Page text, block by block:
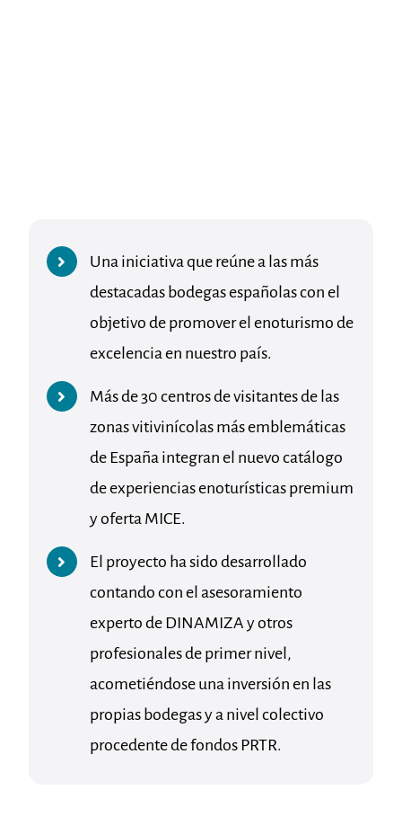
Una iniciativa que reúne a las más
destacadas bodegas españolas con el
objetivo de promover el enoturismo de
excelencia en nuestro país.
Más de 30 centros de visitantes de las
zonas vitivinícolas más emblemáticas
de España integran el nuevo catálogo
de experiencias enoturísticas premium
y oferta MICE.
El proyecto ha sido desarrollado
contando con el asesoramiento
experto de DINAMIZA y otros
profesionales de primer nivel,
acometiéndose una inversión en las
propias bodegas y a nivel colectivo
procedente de fondos PRTR.